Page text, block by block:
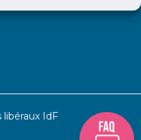
IdF